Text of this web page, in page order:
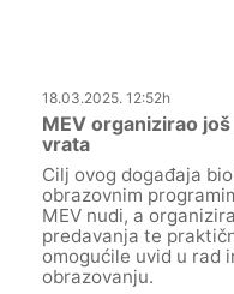
18.03.2025. 12:52h
MEV organizirao
vrata
Cilj ovog događaja
obrazovnim
MEV nudi, a
predavanja te
omogućile uvid u rad
obrazovanju.